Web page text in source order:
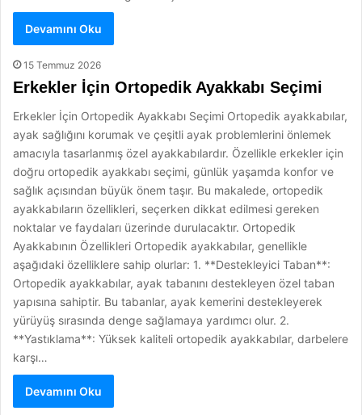
Devamını Oku
15 Temmuz 2026
Erkekler İçin Ortopedik Ayakkabı Seçimi
Erkekler İçin Ortopedik Ayakkabı Seçimi Ortopedik ayakkabılar,
ayak sağlığını korumak ve çeşitli ayak problemlerini önlemek
amacıyla tasarlanmış özel ayakkabılardır. Özellikle erkekler için
doğru ortopedik ayakkabı seçimi, günlük yaşamda konfor ve
sağlık açısından büyük önem taşır. Bu makalede, ortopedik
ayakkabıların özellikleri, seçerken dikkat edilmesi gereken
noktalar ve faydaları üzerinde durulacaktır. Ortopedik
Ayakkabının Özellikleri Ortopedik ayakkabılar, genellikle
aşağıdaki özelliklere sahip olurlar: 1. **Destekleyici Taban**:
Ortopedik ayakkabılar, ayak tabanını destekleyen özel taban
yapısına sahiptir. Bu tabanlar, ayak kemerini destekleyerek
yürüyüş sırasında denge sağlamaya yardımcı olur. 2.
**Yastıklama**: Yüksek kaliteli ortopedik ayakkabılar, darbelere
karşı…
Devamını Oku